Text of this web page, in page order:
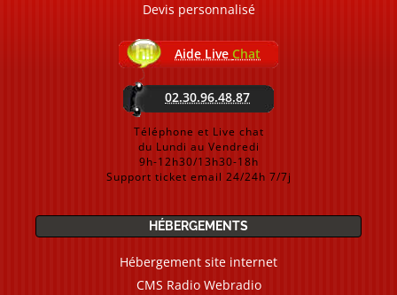
Devis personnalisé
Aide Live Chat
02.30.96.48.87
Téléphone et Live chat
du Lundi au Vendredi
9h-12h30/13h30-18h
Support ticket email 24/24h 7/7j
HÉBERGEMENTS
Hébergement site internet
CMS Radio Webradio